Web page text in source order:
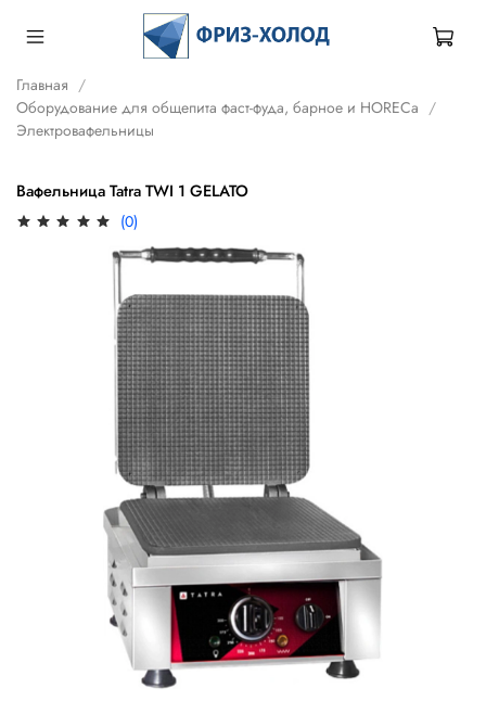
Главная
Оборудование для общепита фаст-фуда, барное и HORECa
Электровафельницы
Вафельница Tatra TWI 1 GELATO
(0)